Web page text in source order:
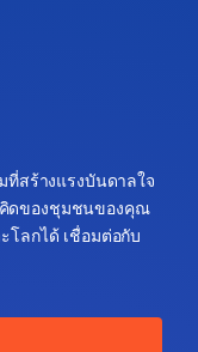
ที่สร้างแรงบันดาลใจ
ดของชุมชนของคุณ
โลกได้ เชื่อมต่อกับ